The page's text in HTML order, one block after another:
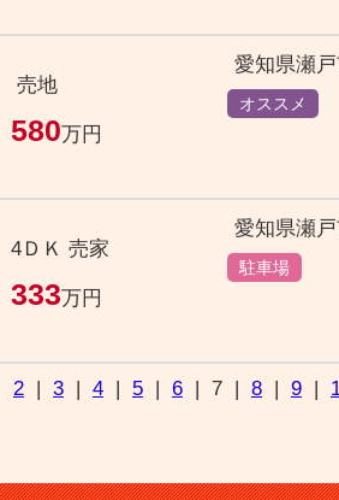
売地
580万円
愛知県瀬
オススメ
4ＤＫ 売家
333万円
愛知県瀬
駐車場
2 | 3 | 4 | 5 | 6 | 7 | 8 | 9 |